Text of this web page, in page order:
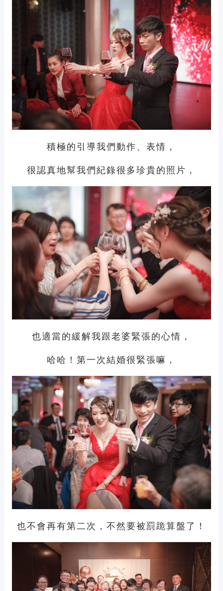
積極的引導我們動作、表情，
很認真地幫我們紀錄很多珍貴的照片，
也適當的緩解我跟老婆緊張的心情，
哈哈！第一次結婚很緊張嘛，
也不會再有第二次，不然要被罰跪算盤了！